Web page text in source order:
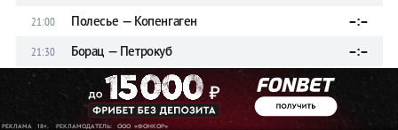
21:00 Полесье — Копенгаген –:–
21:30 Борац — Петрокуб –:–
21:30 Жилина — Катовице
Лугано — Дукагини